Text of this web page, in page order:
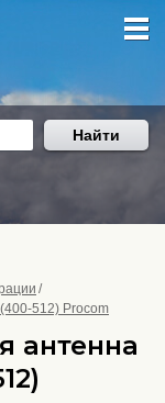
Найти
512) Procom
антенна